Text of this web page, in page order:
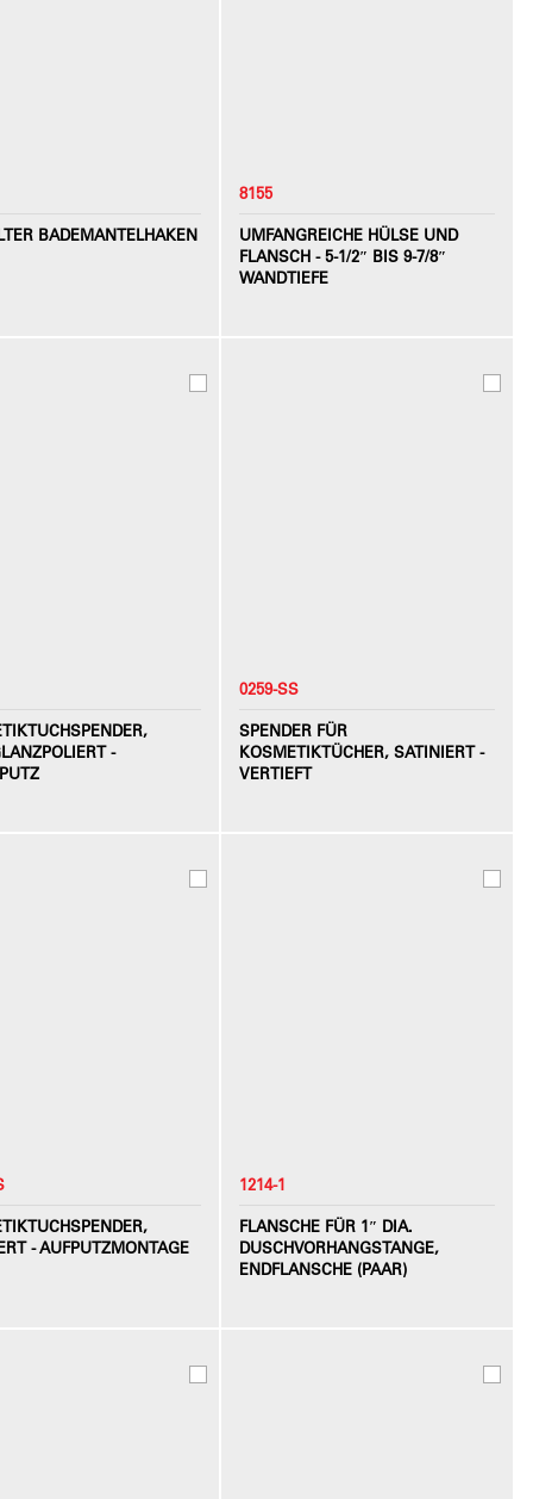
BADEMANTELHAKEN
8155
UMFANGREICHE HÜLSE UND
FLANSCH - 5-1/2″ BIS 9-7/8″
WANDTIEFE
-
0259-SS
SPENDER FÜR
KOSMETIKTÜCHER, SATINIERT -
VERTIEFT
- AUFPUTZMONTAGE
1214-1
FLANSCHE FÜR 1″ DIA.
DUSCHVORHANGSTANGE,
ENDFLANSCHE (PAAR)